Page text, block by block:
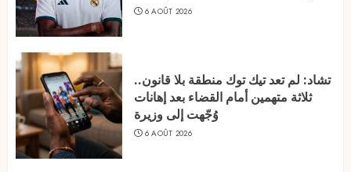
6 AOÛT 2026
تشاد: لم تعد تيك توك منطقة بلا قانون..
ثلاثة متهمين أمام القضاء بعد إهانات
وُجّهت إلى وزيرة
6 AOÛT 2026